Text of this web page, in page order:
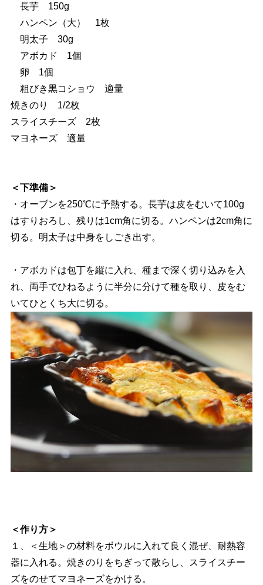
長芋 150g
ハンペン（大） 1枚
明太子 30g
アボカド 1個
卵 1個
粗びき黒コショウ 適量
焼きのり 1/2枚
スライスチーズ 2枚
マヨネーズ 適量
＜下準備＞
・オーブンを250℃に予熱する。長芋は皮をむいて100g
はすりおろし、残りは1cm角に切る。ハンペンは2cm角に
切る。明太子は中身をしごき出す。
・アボカドは包丁を縦に入れ、種まで深く切り込みを入
れ、両手でひねるように半分に分けて種を取り、皮をむ
いてひとくち大に切る。
＜作り方＞
１、＜生地＞の材料をボウルに入れて良く混ぜ、耐熱容
器に入れる。焼きのりをちぎって散らし、スライスチー
ズをのせてマヨネーズをかける。